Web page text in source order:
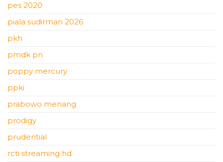
pes 2020
piala sudirman 2026
pkh
pmdk pn
poppy mercury
ppki
prabowo menang
prodigy
prudential
rcti streaming hd